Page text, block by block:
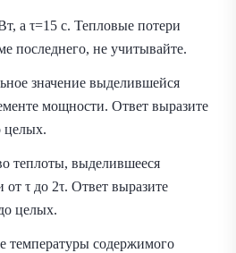
а τ=15 с. Тепловые потери
последнего, не учитывайте.
значение выделившейся
мощности. Ответ выразите
целых.
теплоты, выделившееся
τ до 2τ. Ответ выразите
целых.
температуры содержимого